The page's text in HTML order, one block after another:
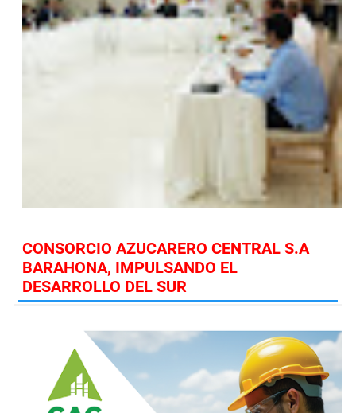
CONSORCIO AZUCARERO CENTRAL S.A
BARAHONA, IMPULSANDO EL
DESARROLLO DEL SUR